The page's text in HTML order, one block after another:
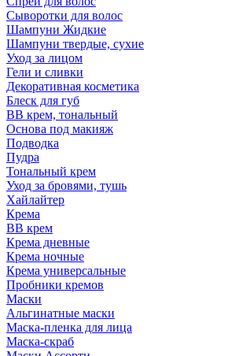
Сыворотки для волос
Шампуни Жидкие
Шампуни твердые, сухие
Уход за лицом
Гели и сливки
Декоративная косметика
Блеск для губ
ВВ крем, тональный
Основа под макияж
Подводка
Пудра
Тональный крем
Уход за бровями, тушь
Хайлайтер
Крема
ВВ крем
Крема дневные
Крема ночные
Крема универсальные
Пробники кремов
Маски
Альгинатные маски
Маска-пленка для лица
Маска-скраб